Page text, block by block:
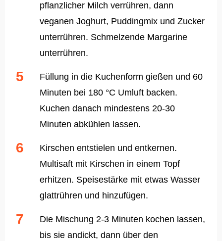
pflanzlicher Milch verrühren, dann
veganen Joghurt, Puddingmix und Zucker
unterrühren. Schmelzende Margarine
unterrühren.
Füllung in die Kuchenform gießen und 60
Minuten bei 180 °C Umluft backen.
Kuchen danach mindestens 20-30
Minuten abkühlen lassen.
Kirschen entstielen und entkernen.
Multisaft mit Kirschen in einem Topf
erhitzen. Speisestärke mit etwas Wasser
glattrühren und hinzufügen.
Die Mischung 2-3 Minuten kochen lassen,
bis sie andickt, dann über den